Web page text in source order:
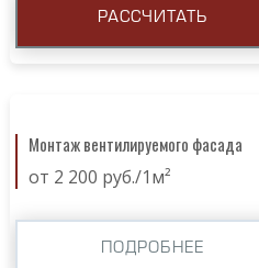
РАССЧИТАТЬ
Монтаж вентилируемого фасада
от 2 200 руб./1м²
ПОДРОБНЕЕ